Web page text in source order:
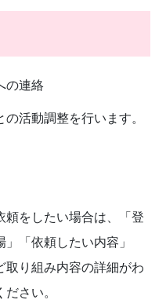
の連絡
活動調整を行います。
をしたい場合は、「登
「依頼したい内容」
取り組み内容の詳細がわ
さい。